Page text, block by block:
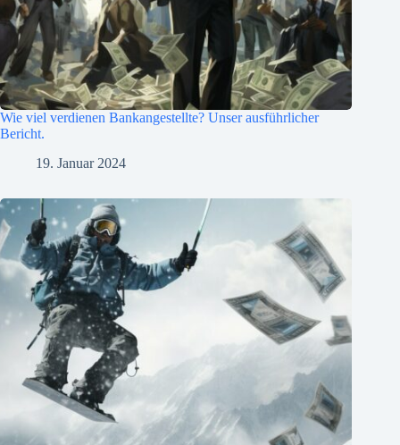
Wie viel verdienen Bankangestellte? Unser ausführlicher
Bericht.
19. Januar 2024